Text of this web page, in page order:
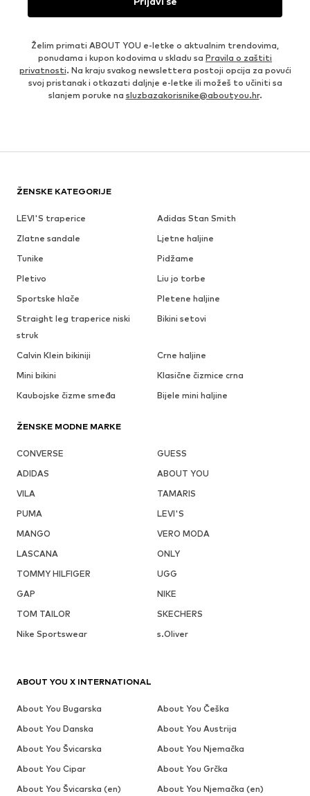
Želim primati ABOUT YOU e-letke o aktualnim trendovima,
ponudama i kupon kodovima u skladu sa Pravila o zaštiti
privatnosti. Na kraju svakog newslettera postoji opcija za povući
svoj pristanak i otkazati daljnje e-letke ili možeš to učiniti sa
slanjem poruke na sluzbazakorisnike@aboutyou.hr.
ŽENSKE KATEGORIJE
LEVI'S traperice
Adidas Stan Smith
Zlatne sandale
Ljetne haljine
Tunike
Pidžame
Pletivo
Liu jo torbe
Sportske hlače
Pletene haljine
Straight leg traperice niski
struk
Bikini setovi
Calvin Klein bikiniji
Crne haljine
Mini bikini
Klasične čizmice crna
Kaubojske čizme smeđa
Bijele mini haljine
ŽENSKE MODNE MARKE
CONVERSE
GUESS
ADIDAS
ABOUT YOU
VILA
TAMARIS
PUMA
LEVI'S
MANGO
VERO MODA
LASCANA
ONLY
TOMMY HILFIGER
UGG
GAP
NIKE
TOM TAILOR
SKECHERS
Nike Sportswear
s.Oliver
ABOUT YOU X INTERNATIONAL
About You Bugarska
About You Češka
About You Danska
About You Austrija
About You Švicarska
About You Njemačka
About You Cipar
About You Grčka
About You Švicarska (en)
About You Njemačka (en)